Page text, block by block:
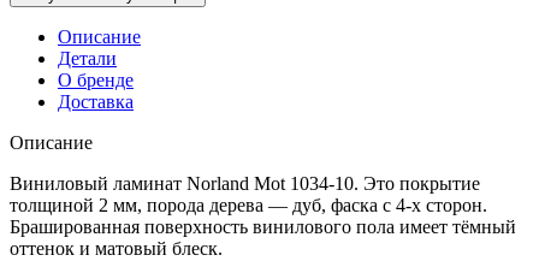
Описание
Детали
О бренде
Доставка
Описание
Виниловый ламинат Norland Mot 1034-10. Это покрытие
толщиной 2 мм, порода дерева — дуб, фаска с 4-х сторон.
Брашированная поверхность винилового пола имеет тёмный
оттенок и матовый блеск.